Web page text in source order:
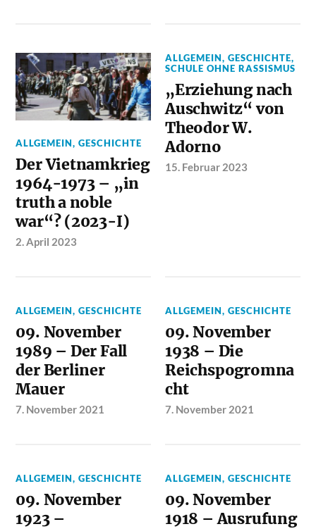
ALLGEMEIN,GESCHICHTE
Der Vietnamkrieg
1964-1973 – „in
truth a noble
war“? (2023-I)
2. April 2023
ALLGEMEIN,GESCHICHTE,
SCHULE OHNE RASSISMUS
„Erziehung nach
Auschwitz“ von
Theodor W.
Adorno
15. Februar 2023
ALLGEMEIN,GESCHICHTE
09. November
1989 – Der Fall
der Berliner
Mauer
7. November 2021
ALLGEMEIN,GESCHICHTE
09. November
1938 – Die
Reichspogromna
cht
7. November 2021
ALLGEMEIN,GESCHICHTE
09. November
1923 –
ALLGEMEIN,GESCHICHTE
09. November
1918 – Ausrufung